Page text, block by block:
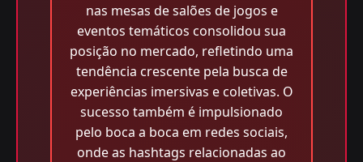
nas mesas de salões de jogos e
eventos temáticos consolidou sua
posição no mercado, refletindo uma
tendência crescente pela busca de
experiências imersivas e coletivas. O
sucesso também é impulsionado
pelo boca a boca em redes sociais,
onde as hashtags relacionadas ao